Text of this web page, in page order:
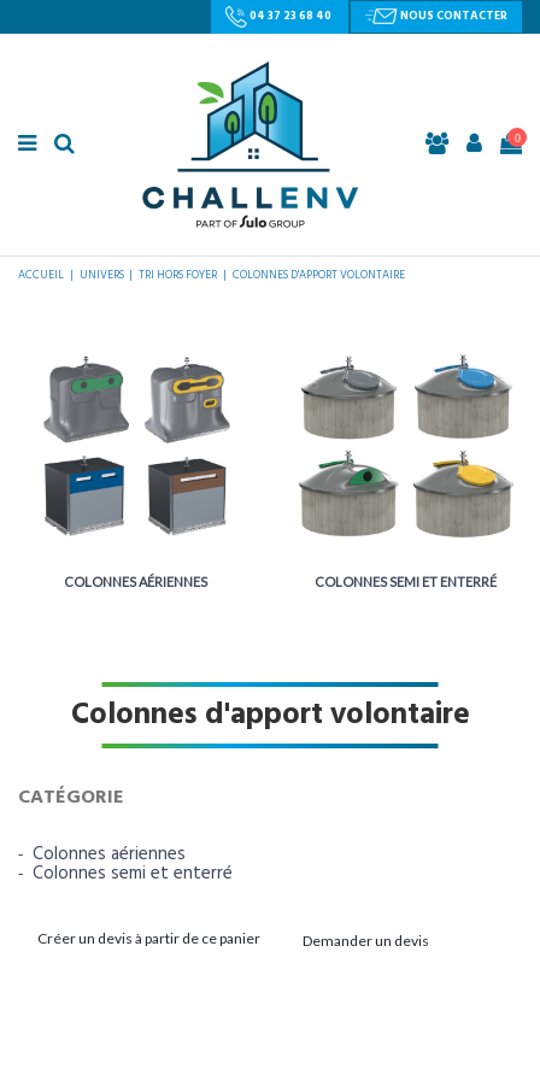
04 37 23 68 40 NOUS CONTACTER
0
ACCUEIL UNIVERS TRI HORS FOYER COLONNES D'APPORT VOLONTAIRE
COLONNES AÉRIENNES COLONNES SEMI ET ENTERRÉ
Colonnes d'apport volontaire
CATÉGORIE
Colonnes aériennes
Colonnes semi et enterré
Créer un devis à partir de ce panier Demander un devis